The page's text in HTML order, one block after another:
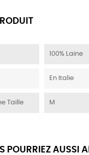
100% Laine
En Italie
Taille M
POURRIEZ AUSSI